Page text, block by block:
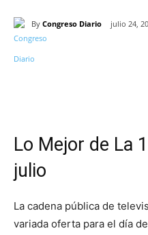
By Congreso Diario julio 24,
Lo Mejor de La
julio
La cadena pública de
variada oferta para el día